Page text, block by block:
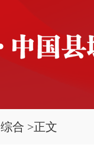
综合 >正文